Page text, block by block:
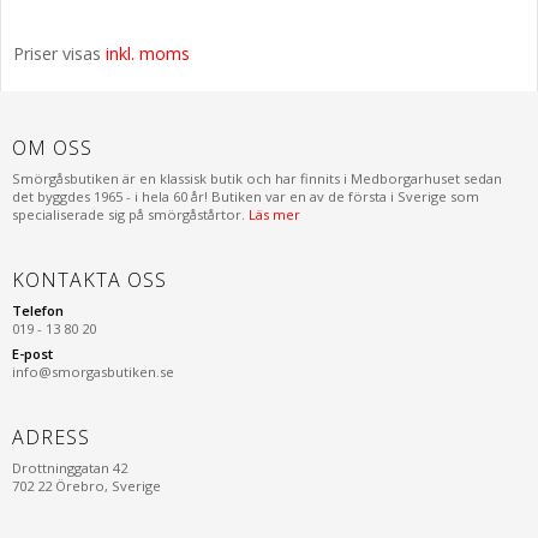
Priser visas inkl. moms
OM OSS
Smörgåsbutiken är en klassisk butik och har finnits i Medborgarhuset sedan
det byggdes 1965 - i hela 60 år! Butiken var en av de första i Sverige som
specialiserade sig på smörgåstårtor. Läs mer
KONTAKTA OSS
Telefon
019 - 13 80 20
E-post
info@smorgasbutiken.se
ADRESS
Drottninggatan 42
702 22 Örebro, Sverige